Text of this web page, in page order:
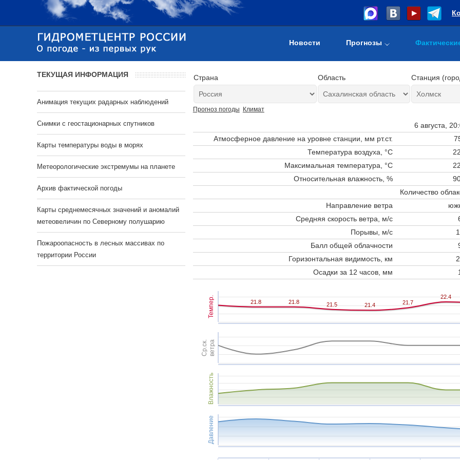
Новости Прогнозы
Страна Область Станция
Прогноз погоды Климат
6 августа,
Атмосферное давление на уровне станции, мм рт.ст.
Температура воздуха, °C
Максимальная температура, °C
Относительная влажность, %
Количество
Направление ветра
Средняя скорость ветра, м/с
Порывы, м/с
Балл общей облачности
Горизонтальная видимость, км
Осадки за 12 часов, мм
1
Темпер.
Ср.ск.ветра
Влажность
Давление
21.8
21.8 21.8
21.8 21.5
21.5 21.4
21.4 21.7
21.7
22.4
22.4
ТЕКУЩАЯ ИНФОРМАЦИЯ
Анимация текущих радарных наблюдений
Cнимки с геостационарных спутников
Карты температуры воды в морях
Метеорологические экстремумы на планете
Архив фактической погоды
Карты среднемесячных значений и аномалий
метеовеличин по Северному полушарию
Пожароопасность в лесных массивах по
территории России